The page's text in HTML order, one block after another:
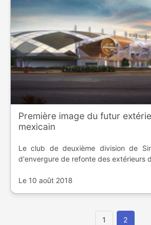
Première image du futur
mexicain
Le club de deuxième division de
d'envergure de refonte des extérieurs
Le 10 août 2018
1 2